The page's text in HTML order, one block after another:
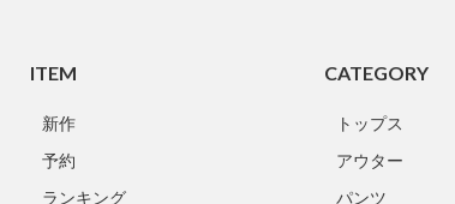
ITEM
新作
予約
ランキング
CATEGORY
トップス
アウター
パンツ